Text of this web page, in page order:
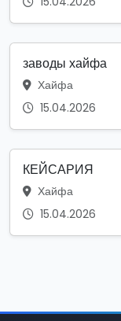
заводы хайфа
Хайфа
15.04.2026
КЕЙСАРИЯ
Хайфа
15.04.2026